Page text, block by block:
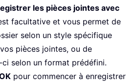
les pièces jointes avec
facultative et vous permet de
selon un style spécifique
pièces jointes, ou de
ci selon un format prédéfini.
pour commencer à enregistrer